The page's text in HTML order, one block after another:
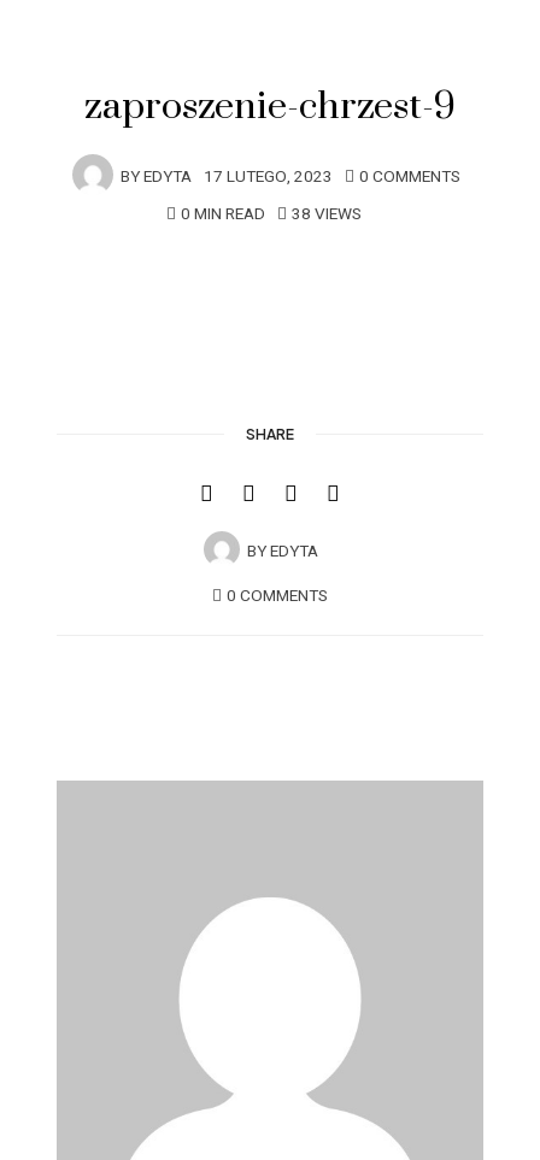
zaproszenie-chrzest-9
BYEDYTA 17 LUTEGO, 2023
0 COMMENTS
0 MIN READ
38 VIEWS
SHARE
BYEDYTA
0 COMMENTS